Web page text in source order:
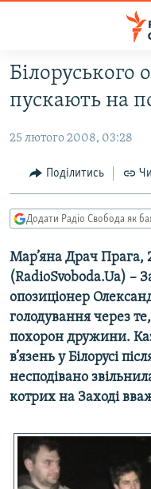
Перейти
до
основного
Перейти
основної
Перейти
пошуку
РАДІО СВОБОДА – 70
ВСЕ ЗА ДОБУ
СТАТТІ
ПОЛІТИКА
СУСПІЛЬСТВО
КУЛЬТУРА
УКРАЇНА
СВІТ
ВІЙНА
ДОНБАС.РЕАЛІЇ
КРИМ.РЕАЛІЇ
ТИ ЯК?
СХЕМИ
КИТАЙ.ВИКЛИКИ
МУЛЬТИМЕДІА
ФОТО
СПЕЦПРОЄКТИ
ПОДКАСТИ
Білоруського
пускають на
25 лютого 2008, 03:28
Поділитись
Додати Радіо Свобода як
Мар’яна Драч Прага,
(RadioSvoboda.Ua) –
опозиціонер
голодування через
похорон дружини.
в’язень у Білорусі
несподівано
котрих на Заході